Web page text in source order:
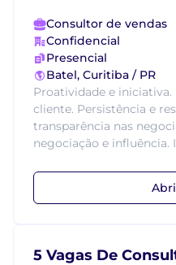
Consultor de vendas
Confidencial
Presencial
Batel, Curitiba / PR
Proatividade e
cliente. Persistência e
transparência nas
negociação e influência.
5 Vagas De